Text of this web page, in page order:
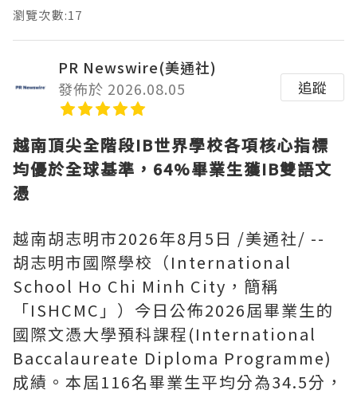
瀏覽次數:17
PR Newswire(美通社)
發佈於 2026.08.05
追蹤
越南頂尖全階段IB世界學校各項核心指標
均優於全球基準，64%畢業生獲IB雙語文
憑
越南胡志明市2026年8月5日 /美通社/ --
胡志明市國際學校（International
School Ho Chi Minh City，簡稱
「ISHCMC」）今日公佈2026屆畢業生的
國際文憑大學預科課程(International
Baccalaureate Diploma Programme)
成績。本屆116名畢業生平均分為34.5分，